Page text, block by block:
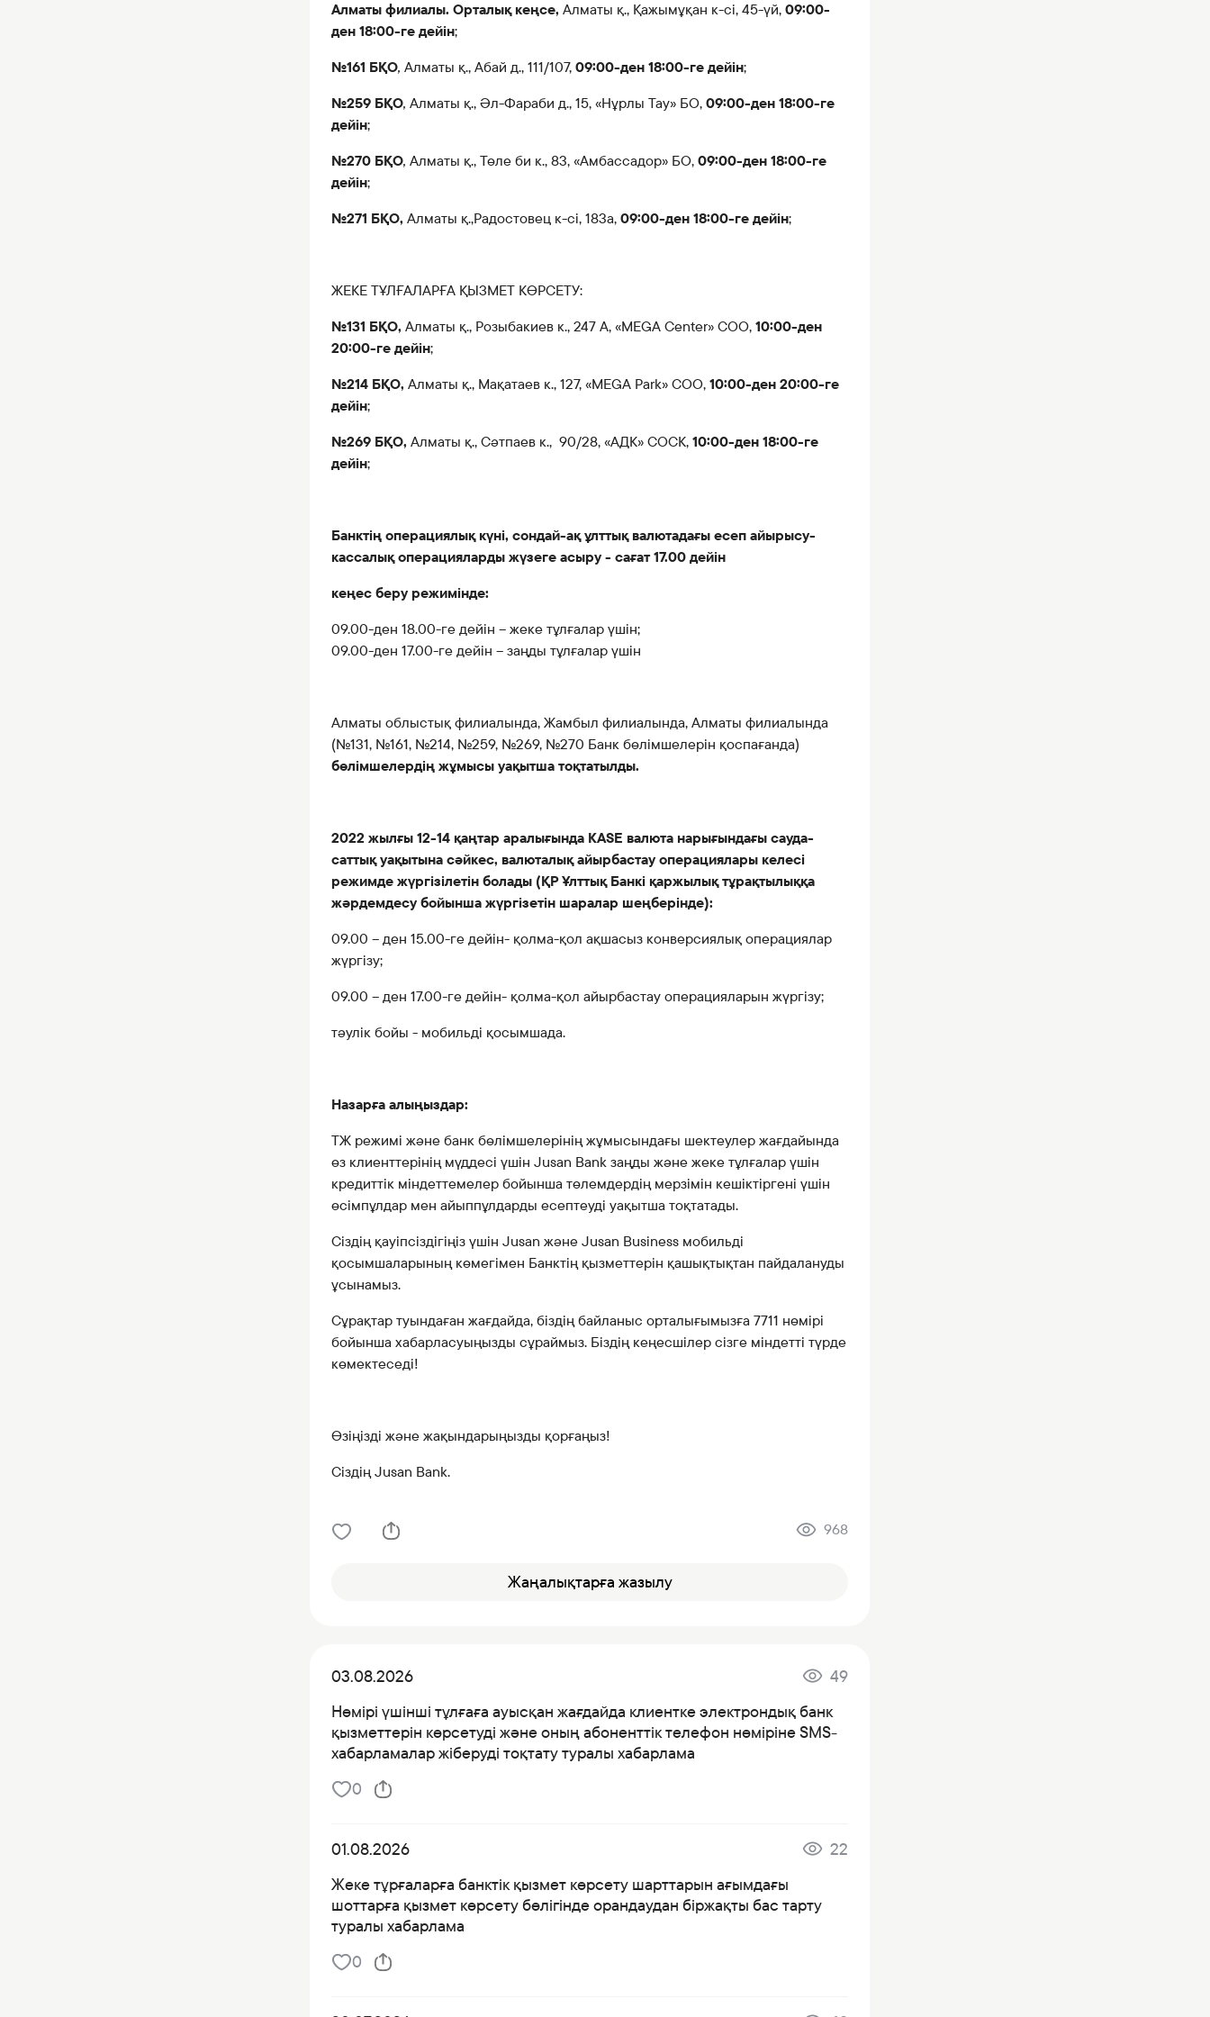
Алматы филиалы. Орталық кеңсе, Алматы қ., Қажымұқан к-сі, 45-үй,09:00-
ден 18:00-ге дейін;
№161 БҚО, Алматы қ., Абай д., 111/107,09:00-ден 18:00-ге дейін;
№259 БҚО, Алматы қ., Әл-Фараби д., 15, «Нұрлы Тау» БО,09:00-ден 18:00-ге
дейін;
№270 БҚО, Алматы қ., Төле би к., 83, «Амбассадор» БО,09:00-ден 18:00-ге
дейін;
№271 БҚО, Алматы қ.,Радостовец к-сі, 183а,09:00-ден 18:00-ге дейін;
ЖЕКЕ ТҰЛҒАЛАРҒА ҚЫЗМЕТ КӨРСЕТУ:
№131 БҚО, Алматы қ., Розыбакиев к., 247 А, «MEGA Center» СОО,10:00-ден
20:00-ге дейін;
№214 БҚО, Алматы қ., Мақатаев к., 127, «MEGA Park» СОО,10:00-ден 20:00-ге
дейін;
№269 БҚО, Алматы қ., Сәтпаев к., 90/28, «АДК» СОСК,10:00-ден 18:00-ге
дейін;
Банктің операциялық күні, сондай-ақ ұлттық валютадағы есеп айырысу-
кассалық операцияларды жүзеге асыру - сағат 17.00 дейін
кеңес беру режимінде:
09.00-ден 18.00-ге дейін – жеке тұлғалар үшін;
09.00-ден 17.00-ге дейін – заңды тұлғалар үшін
Алматы облыстық филиалында, Жамбыл филиалында, Алматы филиалында
(№131, №161, №214, №259, №269, №270 Банк бөлімшелерін қоспағанда)
бөлімшелердің жұмысы уақытша тоқтатылды.
2022 жылғы 12-14 қаңтар аралығында KASE валюта нарығындағы сауда-
саттық уақытына сәйкес, валюталық айырбастау операциялары келесі
режимде жүргізілетін болады (ҚР Ұлттық Банкі қаржылық тұрақтылыққа
жәрдемдесу бойынша жүргізетін шаралар шеңберінде):
09.00 – ден 15.00-ге дейін- қолма-қол ақшасыз конверсиялық операциялар
жүргізу;
09.00 – ден 17.00-ге дейін- қолма-қол айырбастау операцияларын жүргізу;
тәулік бойы - мобильді қосымшада.
Назарға алыңыздар:
ТЖ режимі және банк бөлімшелерінің жұмысындағы шектеулер жағдайында
өз клиенттерінің мүддесі үшін Jusan Bank заңды және жеке тұлғалар үшін
кредиттік міндеттемелер бойынша төлемдердің мерзімін кешіктіргені үшін
өсімпұлдар мен айыппұлдарды есептеуді уақытша тоқтатады.
Сіздің қауіпсіздігіңіз үшін Jusan және Jusan Business мобильді
қосымшаларының көмегімен Банктің қызметтерін қашықтықтан пайдалануды
ұсынамыз.
Сұрақтар туындаған жағдайда, біздің байланыс орталығымызға 7711 нөмірі
бойынша хабарласуыңызды сұраймыз. Біздің кеңесшілер сізге міндетті түрде
көмектеседі!
Өзіңізді және жақындарыңызды қорғаңыз!
Сіздің Jusan Bank.
968
Жаңалықтарға жазылу
03.08.2026
49
Нөмірі үшінші тұлғаға ауысқан жағдайда клиентке электрондық банк
қызметтерін көрсетуді және оның абоненттік телефон нөміріне SMS-
хабарламалар жіберуді тоқтату туралы хабарлама
0
01.08.2026
22
Жеке тұрғаларға банктік қызмет көрсету шарттарын ағымдағы
шоттарға қызмет көрсету бөлігінде орандаудан біржақты бас тарту
туралы хабарлама
0